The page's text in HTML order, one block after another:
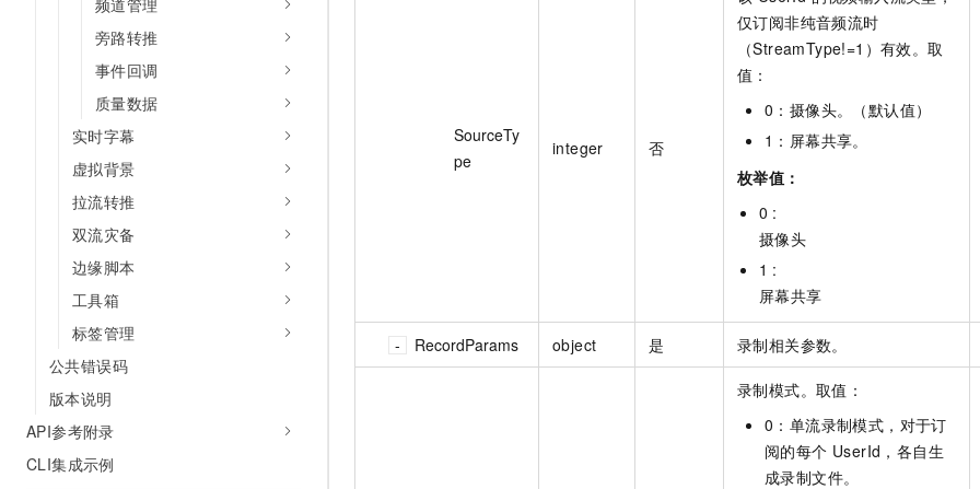
频道管理
旁路转推
事件回调
质量数据
实时字幕
虚拟背景
拉流转推
双流灾备
边缘脚本
工具箱
标签管理
公共错误码
版本说明
API参考附录
CLI集成示例
SourceTy
pe
integer 否
仅订阅非纯音频流时
（StreamType!=1）有效。取
值：
0：摄像头。（默认值）
1：屏幕共享。
枚举值：
0 :
摄像头
1 :
屏幕共享
RecordParams object 是 录制相关参数。
录制模式。取值：
0：单流录制模式，对于订
阅的每个 UserId，各自生
成录制文件。